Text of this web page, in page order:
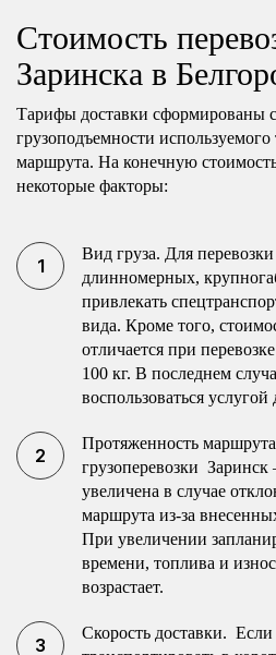
Стоимость
Заринска в
Тарифы доставки сформированы
грузоподъемности
маршрута. На конечную
некоторые факторы:
Вид груза. Для
длинномерных,
привлекать
вида. Кроме того,
отличается при
100 кг. В последнем
воспользоваться услугой
Протяженность
грузоперевозки
увеличена в случае
маршрута из-за
При увеличении
времени, топлива и
возрастает.
Скорость доставки.